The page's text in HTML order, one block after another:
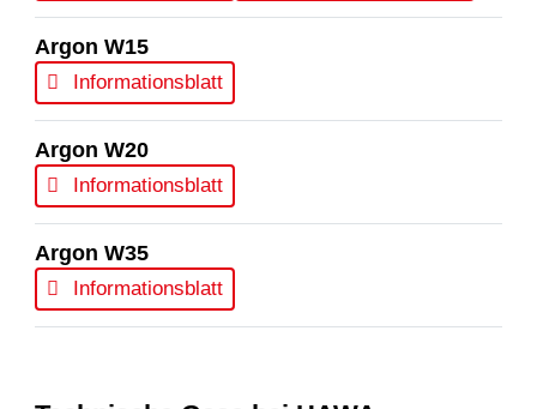
Argon W15
Informationsblatt
Argon W20
Informationsblatt
Argon W35
Informationsblatt